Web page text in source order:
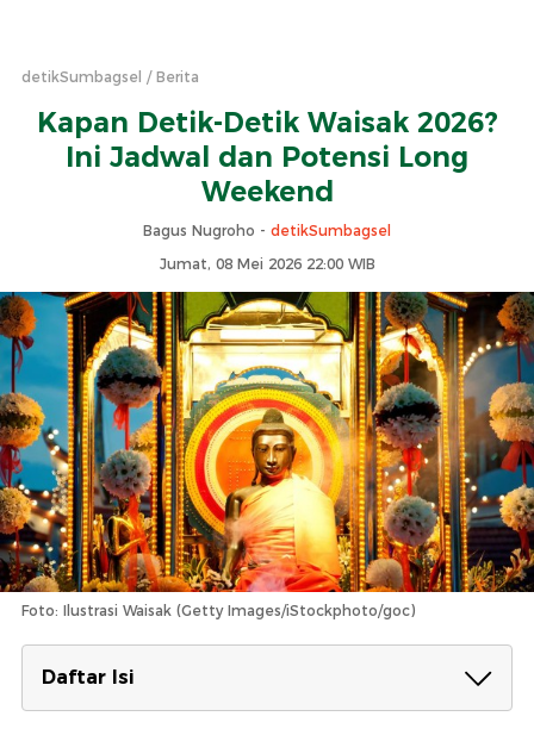
detikSumbagsel Berita
Kapan Detik-Detik Waisak 2026?
Ini Jadwal dan Potensi Long
Weekend
Bagus Nugroho - detikSumbagsel
Jumat, 08 Mei 2026 22:00 WIB
Foto: Ilustrasi Waisak (Getty Images/iStockphoto/goc)
Daftar Isi
Kapan Detik-Detik Waisak 2026?